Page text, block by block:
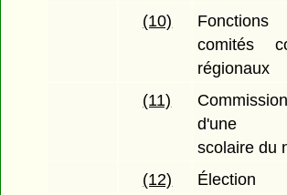
(10)
comités
régionaux
(11)
d'une
scolaire du
(12)
Élection